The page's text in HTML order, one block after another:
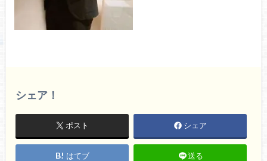
シェア！
ポスト シェア
はてブ 送る